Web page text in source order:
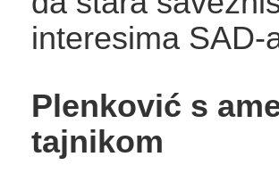
interesima SAD-
Plenković s
tajnikom